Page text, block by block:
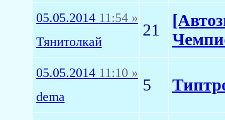
05.05.2014 11:54 »
Тянитолкай
21
05.05.2014 11:10 »
dema
5